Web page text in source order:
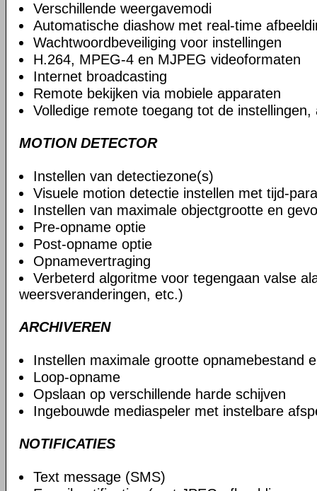
Verschillende weergavemodi
Automatische diashow met real-time
Wachtwoordbeveiliging voor instellingen
H.264, MPEG-4 en MJPEG videoformaten
Internet broadcasting
Remote bekijken via mobiele apparaten
Volledige remote toegang tot de
MOTION DETECTOR
Instellen van detectiezone(s)
Visuele motion detectie instellen met tijd-
Instellen van maximale objectgrootte en
Pre-opname optie
Post-opname optie
Opnamevertraging
Verbeterd algoritme voor tegengaan valse
weersveranderingen, etc.)
ARCHIVEREN
Instellen maximale grootte opnamebestand
Loop-opname
Opslaan op verschillende harde schijven
Ingebouwde mediaspeler met instelbare
NOTIFICATIES
Text message (SMS)